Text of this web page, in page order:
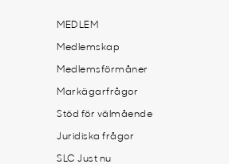
MEDLEM
Medlemskap
Medlemsförmåner
Markägarfrågor
Stöd för välmående
Juridiska frågor
SLC Just nu